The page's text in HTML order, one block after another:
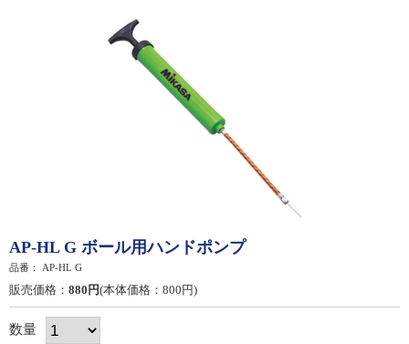
AP-HL G ボール用ハンドポンプ
品番： AP-HL G
販売価格： 880円(本体価格：800円)
数量